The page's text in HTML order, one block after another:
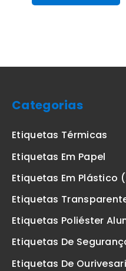
Categorias
Etiquetas Térmicas
Etiquetas Em Papel
Etiquetas Em Plástico
Etiquetas
Etiquetas Poliéster
Etiquetas De
Etiquetas De